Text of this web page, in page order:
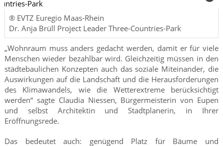
® EVTZ Euregio Maas-Rhein
Dr. Anja Brüll Project Leader Three-Countries-Park
„Wohnraum muss anders gedacht werden, damit er für viele
Menschen wieder bezahlbar wird. Gleichzeitig müssen in den
städtebaulichen Konzepten auch das soziale Miteinander, die
Auswirkungen auf die Landschaft und die Herausforderungen
des Klimawandels, wie die Wetterextreme berücksichtigt
werden“ sagte Claudia Niessen, Bürgermeisterin von Eupen
und selbst Architektin und Stadtplanerin, in Ihrer
Eröffnungsrede.
Das bedeutet auch: genügend Platz für Bäume und